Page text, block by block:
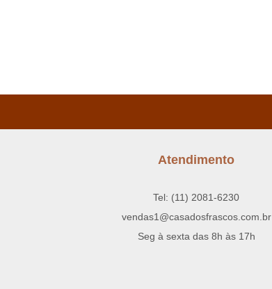
Atendimento
Tel: (11) 2081-6230
vendas1@casadosfrascos.com.br
Seg à sexta das 8h às 17h